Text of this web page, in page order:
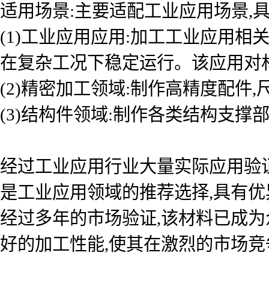
适用场景:主要适配工业应用场景,
(1)工业应用应用:加工工业应用相
在复杂工况下稳定运行。该应用
(2)精密加工领域:制作高精度配件,
(3)结构件领域:制作各类结构支撑
经过工业应用行业大量实际应用
是工业应用领域的推荐选择,具有
经过多年的市场验证,该材料已成
好的加工性能,使其在激烈的市场